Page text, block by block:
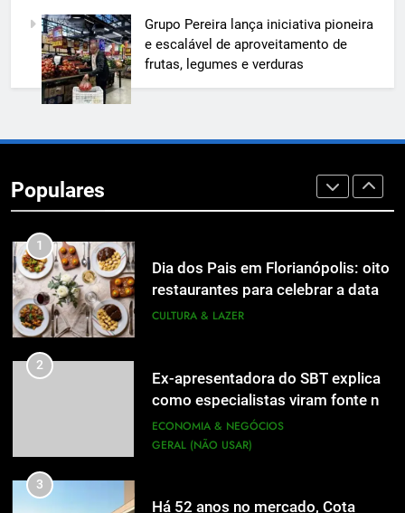
Grupo Pereira lança iniciativa pioneira
e escalável de aproveitamento de
frutas, legumes e verduras
Populares
A 6ª edição do Prêmio ACI OCESC
de Jornalismo está com as
inscrições abertas
UTILIDADE PÚBLICA
A 6ª edição do Prêmio ACI OCESC
de Jornalismo está com as
1
Dia dos Pais em Florianópolis: oito
restaurantes para celebrar a data
em família
CULTURA & LAZER
2
Ex-apresentadora do SBT explica
como especialistas viram fonte na
mídia
ECONOMIA & NEGÓCIOS
GERAL (NÃO USAR)
3
Há 52 anos no mercado, Cota